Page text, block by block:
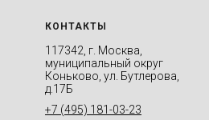
КОНТАКТЫ
117342, г. Москва,
муниципальный округ
Коньково, ул. Бутлерова,
д.17Б
+7 (495) 181-03-23